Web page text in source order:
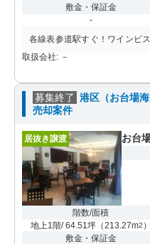
敷金・保証金
-
各線表参道駅すぐ！ワインビ
取扱会社: －
募集終了 港区（お台場
売却案件
居抜き譲渡 お台
階数/面積
地上1階/ 64.51坪（213.27m2 ）
敷金・保証金